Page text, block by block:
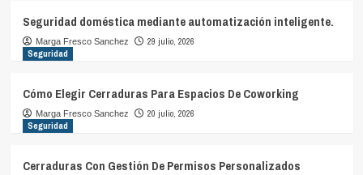
Seguridad doméstica mediante automatización inteligente.
Marga Fresco Sanchez
29 julio, 2026
Seguridad
Cómo Elegir Cerraduras Para Espacios De Coworking
Marga Fresco Sanchez
20 julio, 2026
Seguridad
Cerraduras Con Gestión De Permisos Personalizados